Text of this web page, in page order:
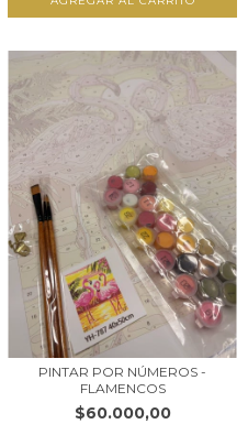
PINTAR POR NÚMEROS -
FLAMENCOS
$60.000,00